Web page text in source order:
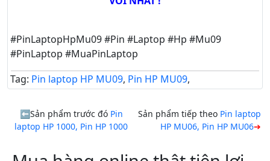
#PinLaptopHpMu09 #Pin #Laptop #Hp #Mu09
#PinLaptop #MuaPinLaptop
Tag: Pin laptop HP MU09, Pin HP MU09,
Sản phẩm trước đó Pin
laptop HP 1000, Pin HP 1000
Sản phẩm tiếp theo Pin laptop
HP MU06, Pin HP MU06